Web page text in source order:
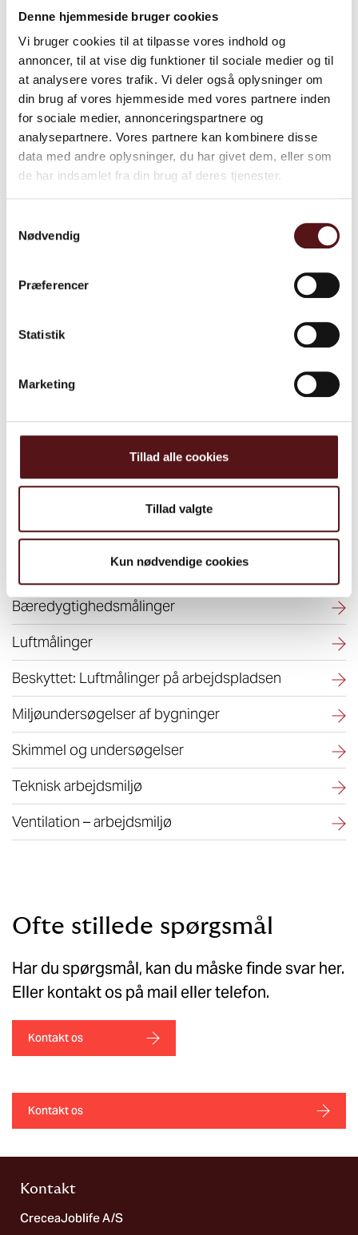
Denne hjemmeside bruger cookies
Vi bruger cookies til at tilpasse vores indhold og
annoncer, til at vise dig funktioner til sociale medier og til
at analysere vores trafik. Vi deler også oplysninger om
din brug af vores hjemmeside med vores partnere inden
for sociale medier, annonceringspartnere og
analysepartnere. Vores partnere kan kombinere disse
data med andre oplysninger, du har givet dem, eller som
de har indsamlet fra din brug af deres tjenester.
Nødvendig
Præferencer
Statistik
Marketing
Tillad alle cookies
Tillad valgte
Kun nødvendige cookies
Læs mere​
Ønsker du at tale med en af vores konsulenter med speciale
på området?
Kontakt os
Lær mere om os
Få gode råd om brug af høreværn
Ydelser i samme område
Asbesthåndtering
Bæredygtighedsmålinger
Luftmålinger
Beskyttet: Luftmålinger på arbejdspladsen
Miljøundersøgelser af bygninger
Skimmel og undersøgelser
Teknisk arbejdsmiljø
Ventilation – arbejdsmiljø
Ofte stillede spørgsmål
Har du spørgsmål, kan du måske finde svar her.
Eller kontakt os på mail eller telefon.
Kontakt os
Kontakt os
Kontakt
CreceaJoblife A/S